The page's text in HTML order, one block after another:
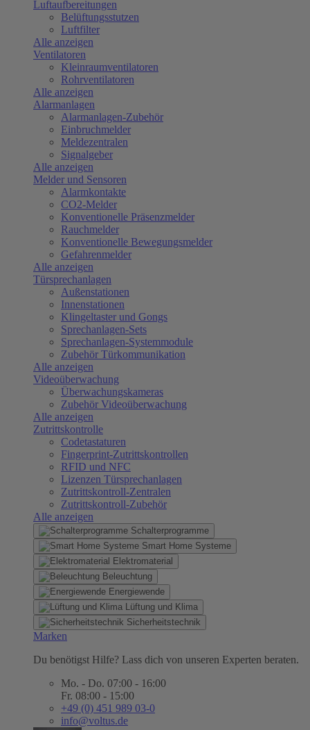
Luftaufbereitungen
Belüftungsstutzen
Luftfilter
Alle anzeigen
Ventilatoren
Kleinraumventilatoren
Rohrventilatoren
Alle anzeigen
Alarmanlagen
Alarmanlagen-Zubehör
Einbruchmelder
Meldezentralen
Signalgeber
Alle anzeigen
Melder und Sensoren
Alarmkontakte
CO2-Melder
Konventionelle Präsenzmelder
Rauchmelder
Konventionelle Bewegungsmelder
Gefahrenmelder
Alle anzeigen
Türsprechanlagen
Außenstationen
Innenstationen
Klingeltaster und Gongs
Sprechanlagen-Sets
Sprechanlagen-Systemmodule
Zubehör Türkommunikation
Alle anzeigen
Videoüberwachung
Überwachungskameras
Zubehör Videoüberwachung
Alle anzeigen
Zutrittskontrolle
Codetastaturen
Fingerprint-Zutrittskontrollen
RFID und NFC
Lizenzen Türsprechanlagen
Zutrittskontroll-Zentralen
Zutrittskontroll-Zubehör
Alle anzeigen
Schalterprogramme
Smart Home Systeme
Elektromaterial
Beleuchtung
Energiewende
Lüftung und Klima
Sicherheitstechnik
Marken
Du benötigst Hilfe? Lass dich von unseren Experten beraten.
Mo. - Do. 07:00 - 16:00
Fr. 08:00 - 15:00
+49 (0) 451 989 03-0
info@voltus.de